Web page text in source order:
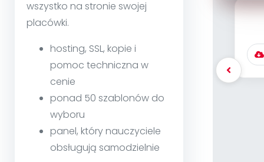
wszystko na stronie swojej
placówki.
hosting, SSL, kopie i
pomoc techniczna w
cenie
ponad 50 szablonów do
wyboru
panel, który nauczyciele
obsługują samodzielnie